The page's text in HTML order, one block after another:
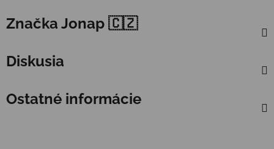
Značka Jonap 🇨🇿
Diskusia
Ostatné informácie